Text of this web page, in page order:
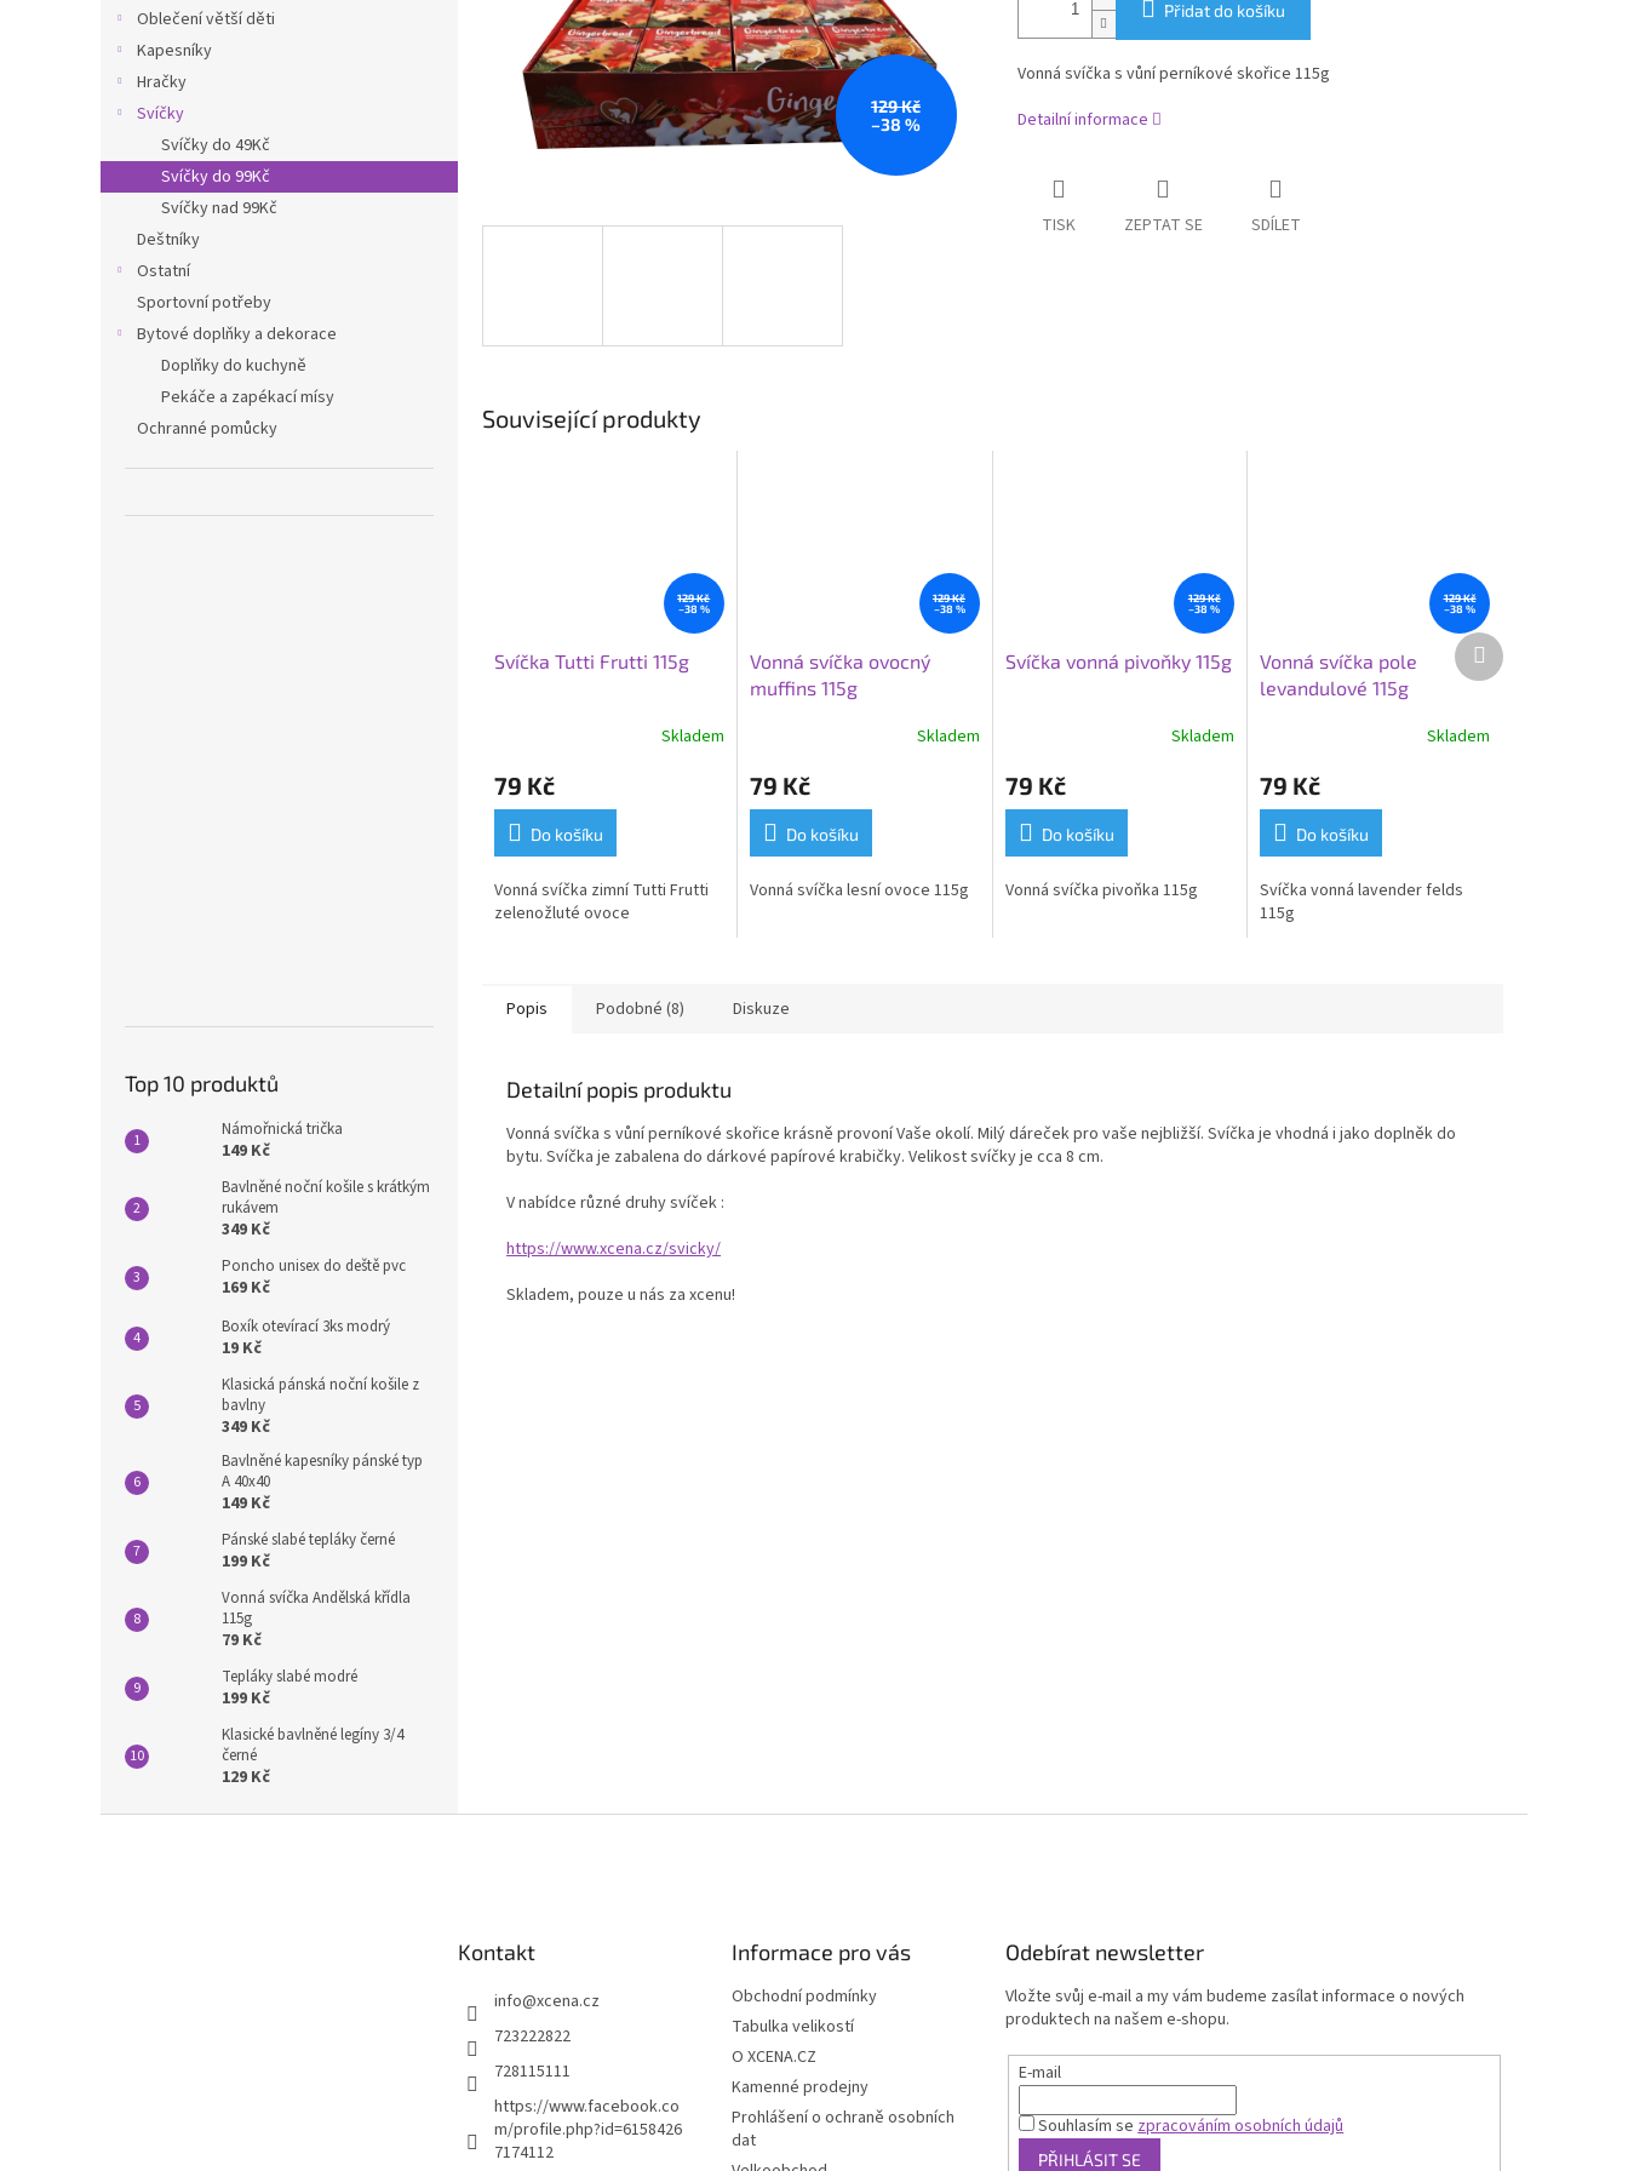
Oblečení větší děti
Kapesníky
Hračky
Svíčky
Svíčky do 49Kč
Svíčky do 99Kč
Svíčky nad 99Kč
Deštníky
Ostatní
Sportovní potřeby
Bytové doplňky a dekorace
Doplňky do kuchyně
Pekáče a zapékací mísy
Ochranné pomůcky
Top 10 produktů
Námořnická trička
149 Kč
Bavlněné noční košile s krátkým
rukávem
349 Kč
Poncho unisex do deště pvc
169 Kč
Boxík otevírací 3ks modrý
19 Kč
Klasická pánská noční košile z
bavlny
349 Kč
Bavlněné kapesníky pánské typ
A 40x40
149 Kč
Pánské slabé tepláky černé
199 Kč
Vonná svíčka Andělská křídla
115g
79 Kč
Tepláky slabé modré
199 Kč
Klasické bavlněné legíny 3/4
černé
129 Kč
129 Kč
–38 %
Přidat do košíku
Vonná svíčka s vůní perníkové skořice 115g
Detailní informace
TISK ZEPTAT SE SDÍLET
Související produkty
129 Kč
–38 %
Svíčka Tutti Frutti 115g
Skladem
79 Kč
Do košíku
Vonná svíčka zimní Tutti Frutti
zelenožluté ovoce
129 Kč
–38 %
Vonná svíčka ovocný
muffins 115g
Skladem
79 Kč
Do košíku
Vonná svíčka lesní ovoce 115g
129 Kč
–38 %
Svíčka vonná pivoňky 115g
Skladem
79 Kč
Do košíku
Vonná svíčka pivoňka 115g
129 Kč
–38 %
Vonná svíčka pole
levandulové 115g
Skladem
79 Kč
Do košíku
Svíčka vonná lavender felds
115g
Další
produkt
Popis Podobné (8) Diskuze
Detailní popis produktu
Vonná svíčka s vůní perníkové skořice krásně provoní Vaše okolí. Milý dáreček pro vaše nejbližší. Svíčka je vhodná i jako doplněk do
bytu. Svíčka je zabalena do dárkové papírové krabičky. Velikost svíčky je cca 8 cm.
V nabídce různé druhy svíček :
https://www.xcena.cz/svicky/
Skladem, pouze u nás za xcenu!
Kontakt
info@xcena.cz
723222822
728115111
https://www.facebook.co
m/profile.php?id=6158426
7174112
Informace pro vás
Obchodní podmínky
Tabulka velikostí
O XCENA.CZ
Kamenné prodejny
Prohlášení o ochraně osobních
dat
Odebírat newsletter
Vložte svůj e-mail a my vám budeme zasílat informace o nových
produktech na našem e-shopu.
E-mail
Souhlasím se zpracováním osobních údajů
PŘIHLÁSIT SE